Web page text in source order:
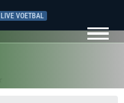
LIVE VOETBAL